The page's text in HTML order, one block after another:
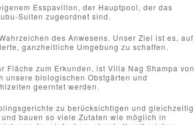
Esspavillon, der Hauptpool, der das
Suiten zugeordnet sind.
des Anwesens. Unser Ziel ist es, auf
ganzheitliche Umgebung zu schaffen.
Fläche zum Erkunden, ist Villa Nag Shampa von
unsere biologischen Obstgärten und
geerntet werden.
zu berücksichtigen und gleichzeitig
bauen so viele Zutaten wie möglich in